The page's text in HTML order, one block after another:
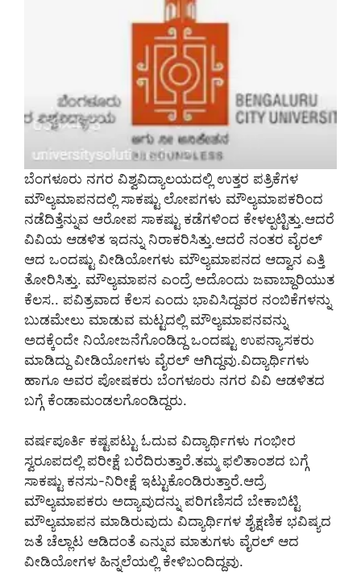
ಬೆಂಗಳೂರು ನಗರ ವಿಶ್ವವಿದ್ಯಾಲಯದಲ್ಲಿ ಉತ್ತರ ಪತ್ರಿಕೆಗಳ
ಮೌಲ್ಯಮಾಪನದಲ್ಲಿ ಸಾಕಷ್ಟು ಲೋಪಗಳು ಮೌಲ್ಯಮಾಪಕರಿಂದ
ನಡೆದಿತ್ತೆನ್ನುವ ಆರೋಪ ಸಾಕಷ್ಟು ಕಡೆಗಳಿಂದ ಕೇಳಲ್ಪಟ್ಟಿತ್ತು.ಆದರೆ
ವಿವಿಯ ಆಡಳಿತ ಇದನ್ನು ನಿರಾಕರಿಸಿತ್ತು.ಆದರೆ ನಂತರ ವೈರಲ್
ಆದ ಒಂದಷ್ಟು ವೀಡಿಯೋಗಳು ಮೌಲ್ಯಮಾಪನದ ಆದ್ವಾನ ಎತ್ತಿ
ತೋರಿಸಿತ್ತು. ಮೌಲ್ಯಮಾಪನ ಎಂದ್ರೆ ಅದೊಂದು ಜವಾಬ್ದಾರಿಯುತ
ಕೆಲಸ.. ಪವಿತ್ರವಾದ ಕೆಲಸ ಎಂದು ಭಾವಿಸಿದ್ದವರ ನಂಬಿಕೆಗಳನ್ನು
ಬುಡಮೇಲು ಮಾಡುವ ಮಟ್ಟದಲ್ಲಿ ಮೌಲ್ಯಮಾಪನವನ್ನು
ಅದಕ್ಕೆಂದೇ ನಿಯೋಜನೆಗೊಂಡಿದ್ದ ಒಂದಷ್ಟು ಉಪನ್ಯಾಸಕರು
ಮಾಡಿದ್ದು ವೀಡಿಯೋಗಳು ವೈರಲ್ ಆಗಿದ್ದವು.ವಿದ್ಯಾರ್ಥಿಗಳು
ಹಾಗೂ ಅವರ ಪೋಷಕರು ಬೆಂಗಳೂರು ನಗರ ವಿವಿ ಆಡಳಿತದ
ಬಗ್ಗೆ ಕೆಂಡಾಮಂಡಲಗೊಂಡಿದ್ದರು.
ವರ್ಷಪೂರ್ತಿ ಕಷ್ಟಪಟ್ಟು ಓದುವ ವಿದ್ಯಾರ್ಥಿಗಳು ಗಂಭೀರ
ಸ್ವರೂಪದಲ್ಲಿ ಪರೀಕ್ಷೆ ಬರೆದಿರುತ್ತಾರೆ.ತಮ್ಮ ಫಲಿತಾಂಶದ ಬಗ್ಗೆ
ಸಾಕಷ್ಟು ಕನಸು-ನಿರೀಕ್ಷೆ ಇಟ್ಟುಕೊಂಡಿರುತ್ತಾರೆ.ಆದ್ರೆ
ಮೌಲ್ಯಮಾಪಕರು ಅದ್ಯಾವುದನ್ನು ಪರಿಗಣಿಸದೆ ಬೇಕಾಬಿಟ್ಟಿ
ಮೌಲ್ಯಮಾಪನ ಮಾಡಿರುವುದು ವಿದ್ಯಾರ್ಥಿಗಳ ಶೈಕ್ಷಣಿಕ ಭವಿಷ್ಯದ
ಜತೆ ಚೆಲ್ಲಾಟ ಆಡಿದಂತೆ ಎನ್ನುವ ಮಾತುಗಳು ವೈರಲ್ ಆದ
ವೀಡಿಯೋಗಳ ಹಿನ್ನಲೆಯಲ್ಲಿ ಕೇಳಿಬಂದಿದ್ದವು.